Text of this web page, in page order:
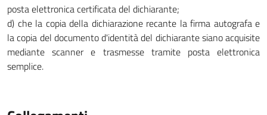
posta elettronica certificata del dichiarante;
d) che la copia della dichiarazione recante la firma autografa e
la copia del documento d'identità del dichiarante siano acquisite
mediante scanner e trasmesse tramite posta elettronica
semplice.